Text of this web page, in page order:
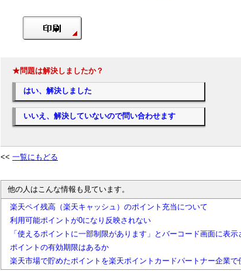
★問題は解決しましたか？
はい、解決しました
いいえ、解決していないので問い合わせます
<< 一覧にもどる
他の人はこんな情報も見ています。
楽天ペイ残高（楽天キャッシュ）のポイント充当について
利用可能ポイントが0になり反映されない
「使えるポイントに一部制限があります」とバーコード画面に表示
ポイントの有効期限はあるか
楽天市場で貯めたポイントを楽天ポイントカードパートナー企業で